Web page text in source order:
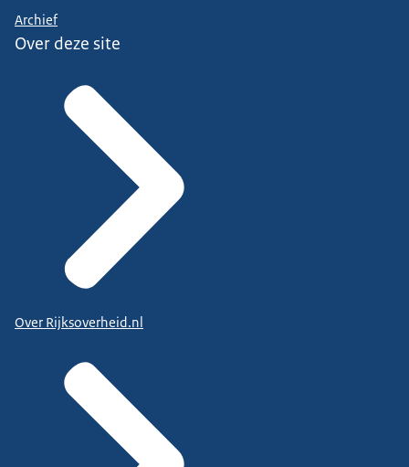
Archief
Over deze site
Over Rijksoverheid.nl